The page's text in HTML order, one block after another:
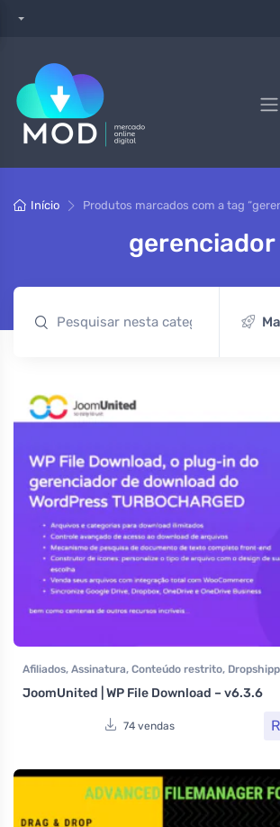
Início Produtos marcados com a tag
gerenciador
Afiliados, Assinatura, Conteúdo restrito,
JoomUnited | WP File Download – v6.3.6
74 vendas